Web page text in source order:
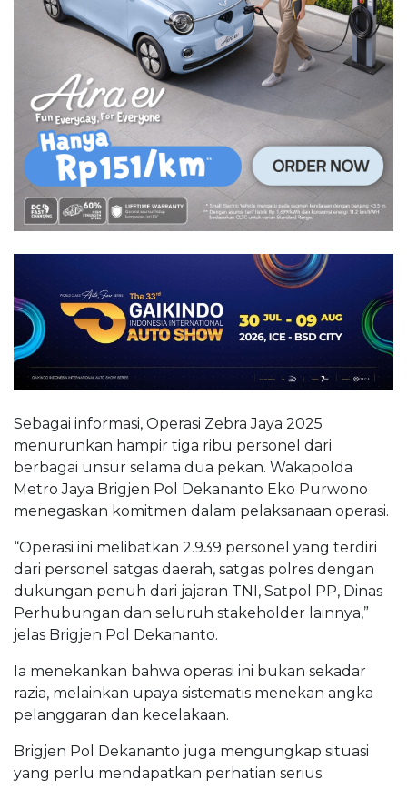
Sebagai informasi, Operasi Zebra Jaya 2025
menurunkan hampir tiga ribu personel dari
berbagai unsur selama dua pekan. Wakapolda
Metro Jaya Brigjen Pol Dekananto Eko Purwono
menegaskan komitmen dalam pelaksanaan operasi.
“Operasi ini melibatkan 2.939 personel yang terdiri
dari personel satgas daerah, satgas polres dengan
dukungan penuh dari jajaran TNI, Satpol PP, Dinas
Perhubungan dan seluruh stakeholder lainnya,”
jelas Brigjen Pol Dekananto.
Ia menekankan bahwa operasi ini bukan sekadar
razia, melainkan upaya sistematis menekan angka
pelanggaran dan kecelakaan.
Brigjen Pol Dekananto juga mengungkap situasi
yang perlu mendapatkan perhatian serius.